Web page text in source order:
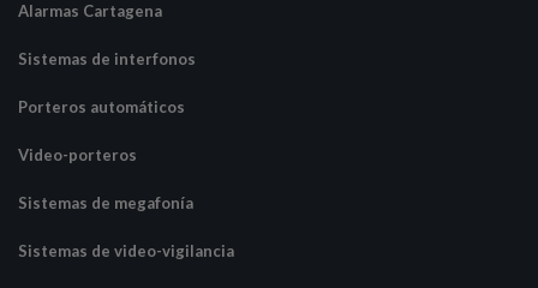
Alarmas Cartagena
Sistemas de interfonos
Porteros automáticos
Video-porteros
Sistemas de megafonía
Sistemas de video-vigilancia